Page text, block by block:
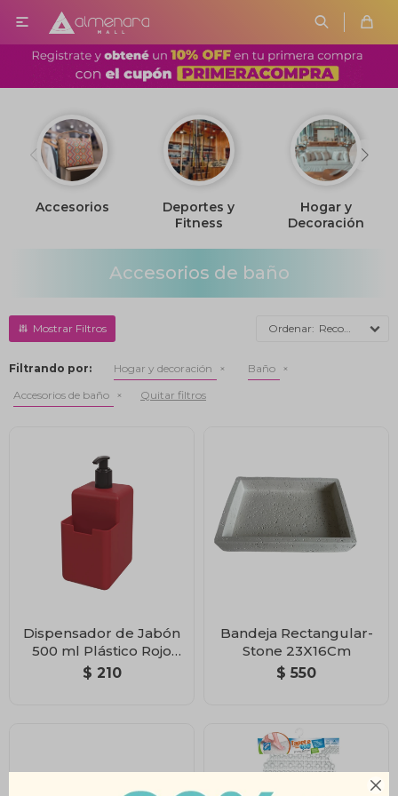


Accesorios
Deportes y
Fitness
Hogar y
Decoración
Accesorios de baño
Recomendados
Filtrando por: Hogar y decoración
Baño
Accesorios de baño
Quitar filtros
Dispensador de Jabón
500 ml Plástico Rojo
Bold
$ 210
Bandeja Rectangular-
Stone 23X16Cm
$ 550